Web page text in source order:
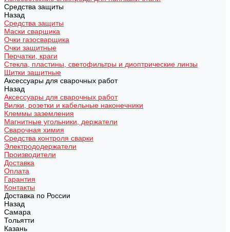
Средства защиты
Назад
Средства защиты
Маски сварщика
Очки газосварщика
Очки защитные
Перчатки, краги
Стекла, пластины, светофильтры и диоптрические линзы
Щитки защитные
Аксессуары для сварочных работ
Назад
Аксессуары для сварочных работ
Вилки, розетки и кабельные наконечники
Клеммы заземления
Магнитные угольники, держатели
Сварочная химия
Средства контроля сварки
Электрододержатели
Производители
Доставка
Оплата
Гарантия
Контакты
Доставка по России
Назад
Самара
Тольятти
Казань